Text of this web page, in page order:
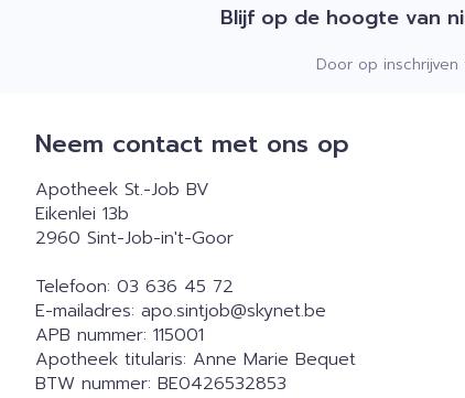
Blijf op de hoogte van
Door op
Neem contact met ons op
Apotheek St.-Job BV
Eikenlei 13b
2960 Sint-Job-in't-Goor
Telefoon: 03 636 45 72
E-mailadres: apo.sintjob@skynet.be
APB nummer: 115001
Apotheek titularis: Anne Marie Bequet
BTW nummer: BE0426532853